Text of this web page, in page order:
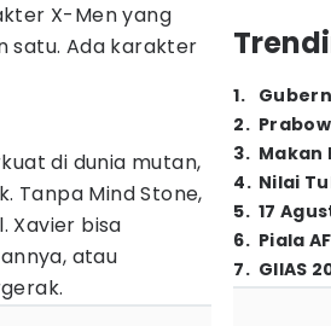
X-Men yang
satu. Ada karakter
di dunia mutan,
Tanpa Mind Stone,
Xavier bisa
atau
1.
2.
3. Makan
4. Nilai
5. 17
6. Piala
7. GIIAS